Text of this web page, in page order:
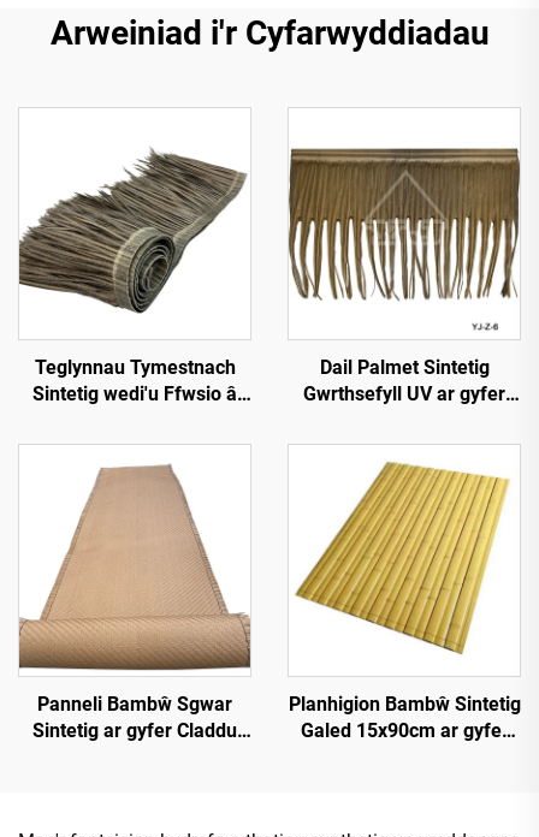
Arweiniad i'r Cyfarwyddiadau
Teglynnau Tymestnach
Sintetig wedi'u Ffwsio â
Gwell Gwrthsefyll Tân
Dail Palmet Sintetig
Gwrthsefyll UV ar gyfer
Panneli Bambŵ Sgwar
Sintetig ar gyfer Claddu
Planhigion Bambŵ Sintetig
Galed 15x90cm ar gyfer